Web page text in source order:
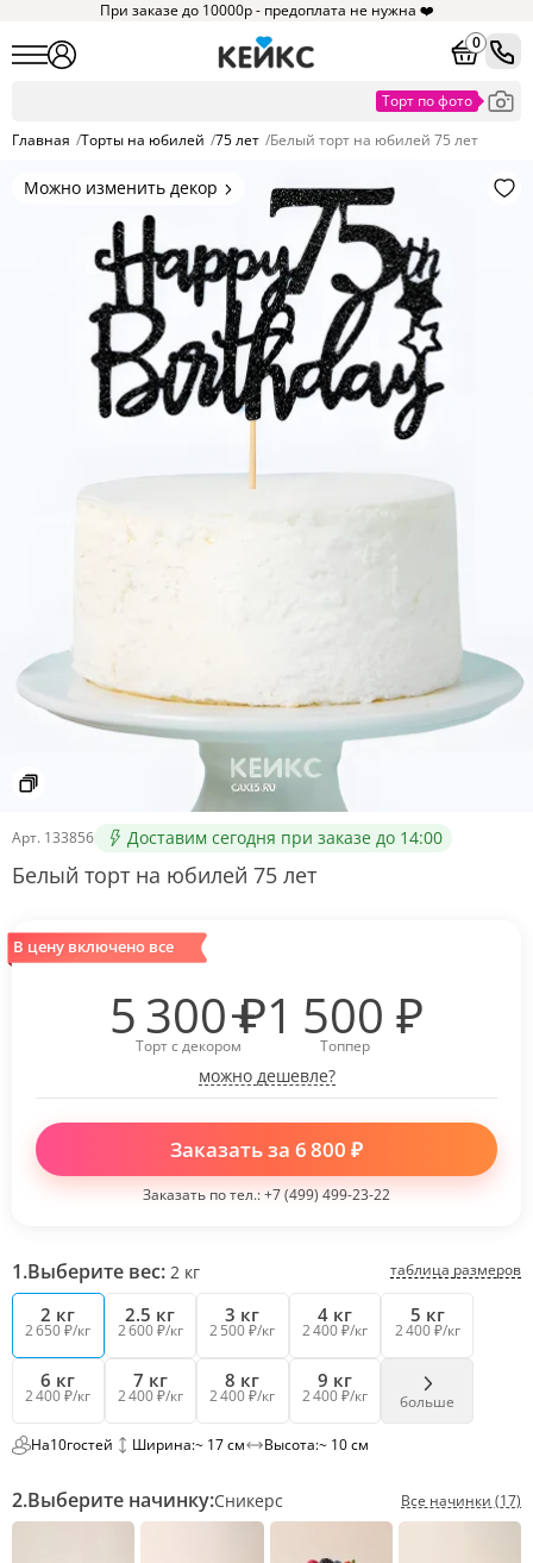
При заказе до 10000р - предоплата не нужна ❤️
0
Главная /Торты на юбилей /75 лет /Белый торт на юбилей 75 лет
Можно изменить декор
элементы и фигурки.
Арт. 133856 Доставим сегодня при заказе до 14:00
Белый торт на юбилей 75 лет
1.Выберите вес: 2 кг таблица размеров
2 кг
2 650 ₽/кг
2.5 кг
2 600 ₽/кг
3 кг
2 500 ₽/кг
4 кг
2 400 ₽/кг
5 кг
2 400 ₽/кг
6 кг
2 400 ₽/кг
7 кг
2 400 ₽/кг
8 кг
2 400 ₽/кг
9 кг
2 400 ₽/кг больше
На10гостей Ширина:~ 17 см Высота:~ 10 см
2.Выберите начинку:Сникерс Все начинки (17)
В цену включено все
Торт с декором
5 300 ₽ Топпер
1 500 ₽
можно дешевле?
Заказать за 6 800 ₽
Заказать по тел.:+7 (499) 499-23-22